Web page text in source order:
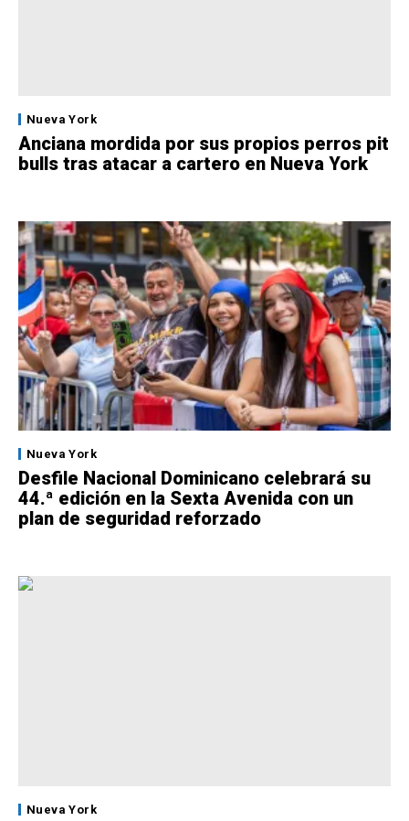
Nueva York
Anciana mordida por sus propios perros pit
bulls tras atacar a cartero en Nueva York
Nueva York
Desfile Nacional Dominicano celebrará su
44.ª edición en la Sexta Avenida con un
plan de seguridad reforzado
Nueva York